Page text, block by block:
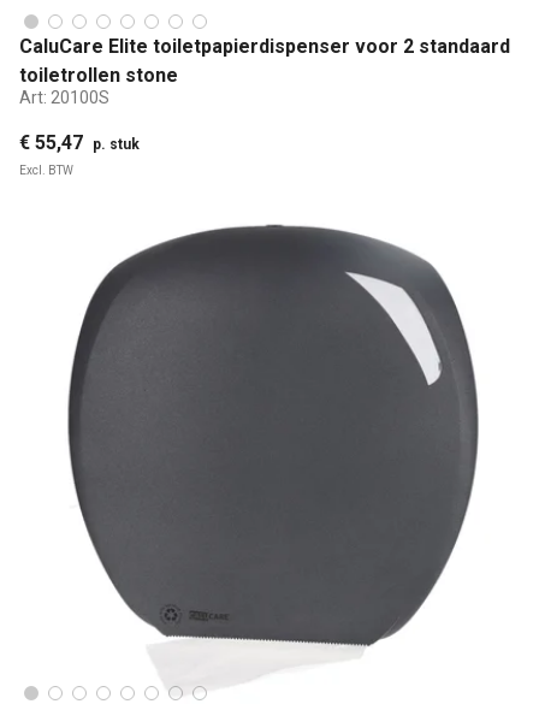
CaluCare Elite toiletpapierdispenser voor 2 standaard
toiletrollen stone
Art: 20100S
€ 55,47 p. stuk
Excl. BTW